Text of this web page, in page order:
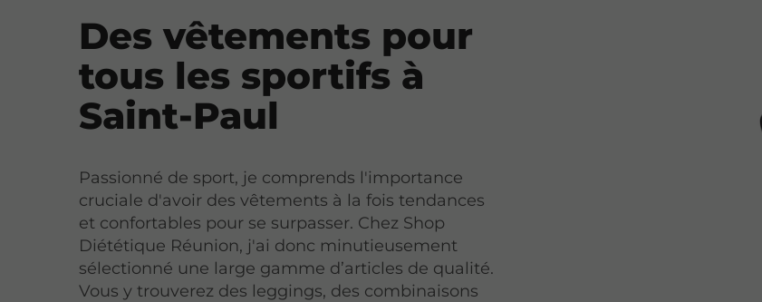
Des vêtements pour
tous les sportifs à
Saint-Paul
Passionné de sport, je comprends l'importance
cruciale d'avoir des vêtements à la fois tendances
et confortables pour se surpasser. Chez Shop
Diététique Réunion, j'ai donc minutieusement
sélectionné une large gamme d’articles de qualité.
Vous y trouverez des leggings, des combinaisons